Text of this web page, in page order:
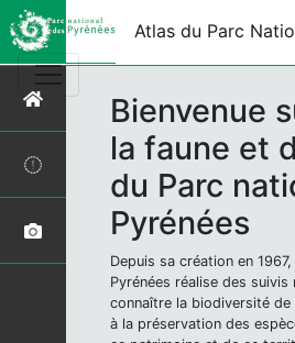
Atlas du Parc
Bienvenue
la faune et
du Parc
Pyrénées
Depuis sa création en
Pyrénées réalise des
connaître la biodiversité
à la préservation des